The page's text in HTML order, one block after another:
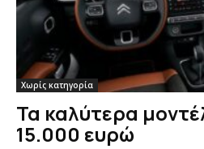
Χωρίς κατηγορία
Τα καλύτερα
15.000 ευρώ